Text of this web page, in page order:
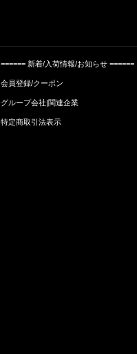
====== 新着/入荷情報/お知らせ ======
会員登録/クーポン
グループ会社|関連企業
特定商取引法表示